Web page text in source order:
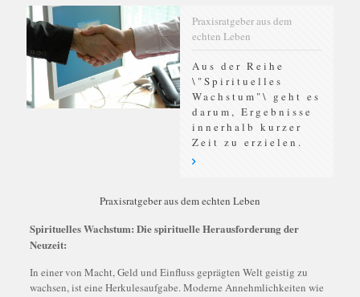
Praxisratgeber aus dem
echten Leben
Aus der Reihe
\"Spirituelles
Wachstum"\ geht es
darum, Ergebnisse
innerhalb kurzer
Zeit zu erzielen.
Praxisratgeber aus dem echten Leben
Spirituelles Wachstum: Die spirituelle Herausforderung der
Neuzeit:
In einer von Macht, Geld und Einfluss geprägten Welt geistig zu
wachsen, ist eine Herkulesaufgabe. Moderne Annehmlichkeiten wie